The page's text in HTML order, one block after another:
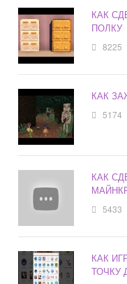
КАК
ПОЛКУ
8225
КАК
5174
КАК
5433
КАК
ТОЧКУ